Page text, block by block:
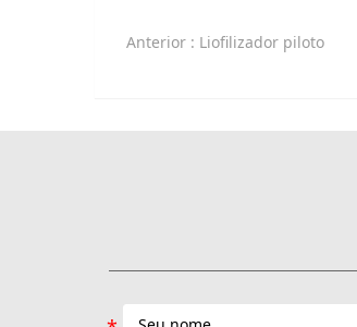
Anterior : Liofilizador piloto